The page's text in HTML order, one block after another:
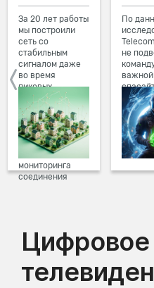
За 20 лет работы
мы построили
сеть со
стабильным
сигналом даже
во время
пиковых
нагрузок в
вечернее время.
Мы постоянно
обновляем наше
оборудование в
домах, а система
мониторинга
соединения
По
не
важной
Цифровое